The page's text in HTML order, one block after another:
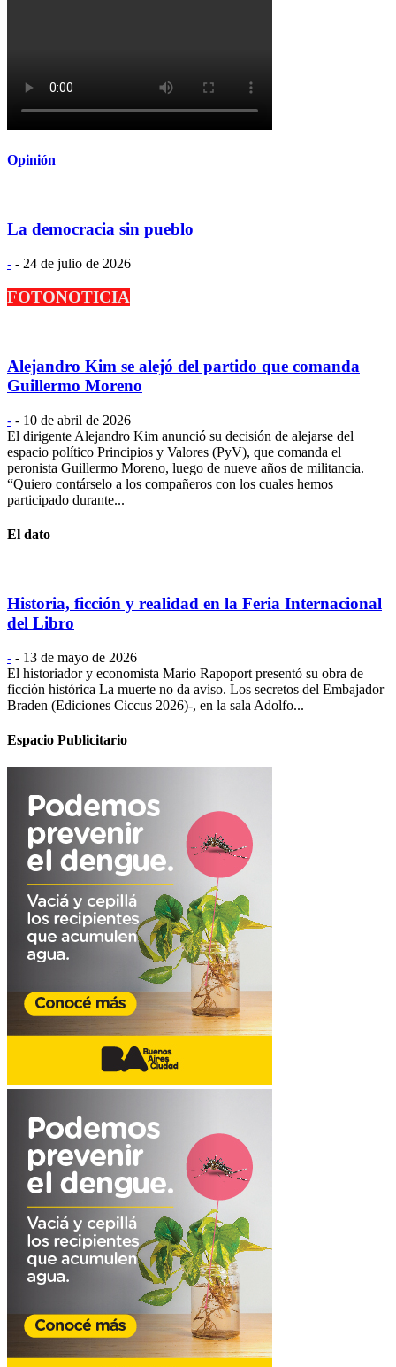
Opinión
La democracia sin pueblo
- - 24 de julio de 2026
FOTONOTICIA
Alejandro Kim se alejó del partido que comanda
Guillermo Moreno
- - 10 de abril de 2026
El dirigente Alejandro Kim anunció su decisión de alejarse del
espacio político Principios y Valores (PyV), que comanda el
peronista Guillermo Moreno, luego de nueve años de militancia.
“Quiero contárselo a los compañeros con los cuales hemos
participado durante...
El dato
Historia, ficción y realidad en la Feria Internacional
del Libro
- - 13 de mayo de 2026
El historiador y economista Mario Rapoport presentó su obra de
ficción histórica La muerte no da aviso. Los secretos del Embajador
Braden (Ediciones Ciccus 2026)-, en la sala Adolfo...
Espacio Publicitario